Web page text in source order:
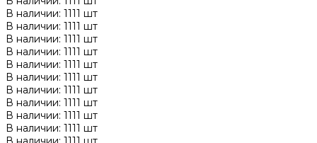
В наличии: 1111 шт
В наличии: 1111 шт
В наличии: 1111 шт
В наличии: 1111 шт
В наличии: 1111 шт
В наличии: 1111 шт
В наличии: 1111 шт
В наличии: 1111 шт
В наличии: 1111 шт
В наличии: 1111 шт